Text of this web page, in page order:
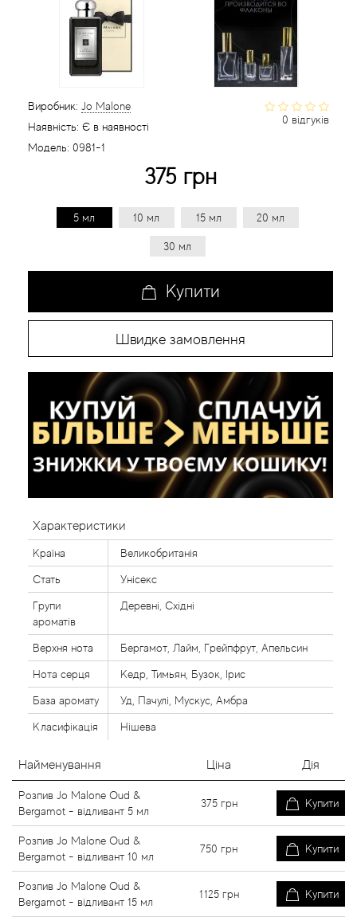
0 відгуків
Виробник: Jo Malone
Наявність: Є в наявності
Модель: 0981-1
375 грн
5 мл 10 мл 15 мл 20 мл
30 мл
Купити
Швидке замовлення
Характеристики
Країна Великобританія
Стать Унісекс
Групи
ароматів
Деревні, Східні
Верхня нота Бергамот, Лайм, Грейпфрут, Апельсин
Нота серця Кедр, Тимьян, Бузок, Ірис
База аромату Уд, Пачулі, Мускус, Амбра
Класифікація Нішева
Найменування Ціна Дія
Розпив Jo Malone Oud &
Bergamot - відливант 5 мл
375 грн Купити
Розпив Jo Malone Oud &
Bergamot - відливант 10 мл
750 грн Купити
Розпив Jo Malone Oud &
Bergamot - відливант 15 мл
1125 грн Купити